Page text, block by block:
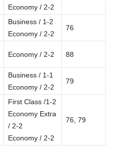
Economy / 2-2
Business / 1-2
Economy / 2-2
76
Economy / 2-2 88
Business / 1-1
Economy / 2-2
79
First Class /1-2
Economy Extra
/ 2-2
Economy / 2-2
76, 79